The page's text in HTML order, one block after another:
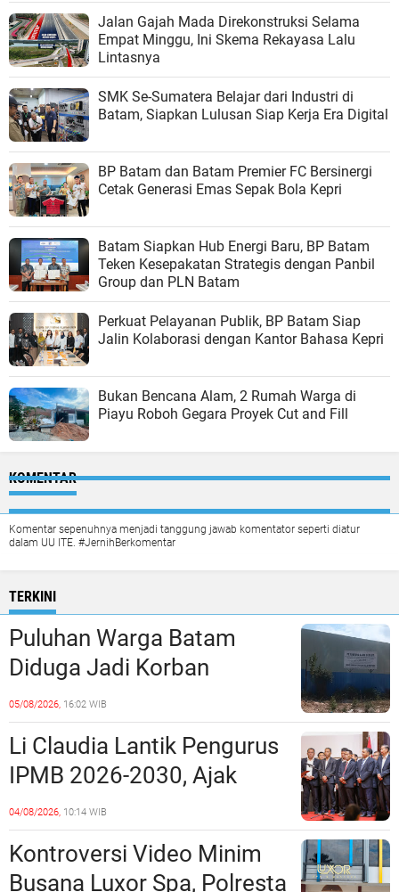
Jalan Gajah Mada Direkonstruksi Selama
Empat Minggu, Ini Skema Rekayasa Lalu
Lintasnya
SMK Se-Sumatera Belajar dari Industri di
Batam, Siapkan Lulusan Siap Kerja Era Digital
BP Batam dan Batam Premier FC Bersinergi
Cetak Generasi Emas Sepak Bola Kepri
Batam Siapkan Hub Energi Baru, BP Batam
Teken Kesepakatan Strategis dengan Panbil
Group dan PLN Batam
Perkuat Pelayanan Publik, BP Batam Siap
Jalin Kolaborasi dengan Kantor Bahasa Kepri
Bukan Bencana Alam, 2 Rumah Warga di
Piayu Roboh Gegara Proyek Cut and Fill
KOMENTAR
Komentar sepenuhnya menjadi tanggung jawab komentator seperti diatur
dalam UU ITE. #JernihBerkomentar
TERKINI
Puluhan Warga Batam
Diduga Jadi Korban
Penipuan Kavling Hingga
Miliaran Rupiah, Laporan ke
Polda Kepri Jalan di
Tempat?
05/08/2026, 16:02 WIB
Li Claudia Lantik Pengurus
IPMB 2026-2030, Ajak
Perkuat Kerukunan dan
Sinergi dengan Pemko
Batam
04/08/2026, 10:14 WIB
Kontroversi Video Minim
Busana Luxor Spa, Polresta